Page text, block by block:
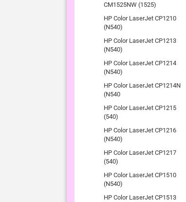
CM1525NW (1525)
HP Color LaserJet CP1210
(N540)
HP Color LaserJet CP1213
(N540)
HP Color LaserJet CP1214
(N540)
HP Color LaserJet CP1214N
(N540
HP Color LaserJet CP1215
(540)
HP Color LaserJet CP1216
(N540)
HP Color LaserJet CP1217
(540)
HP Color LaserJet CP1510
(N540)
HP Color LaserJet CP1513